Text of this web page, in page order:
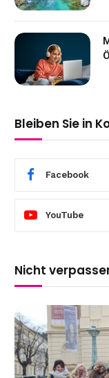
Bleiben Sie in
Facebook
YouTube
Nicht